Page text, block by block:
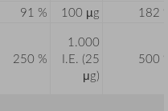
91 % 100 µg 182
250 %
1.000
I.E. (25
μg)
500